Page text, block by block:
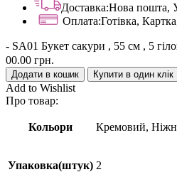
Доставка:Нова пошта,
Оплата:Готівка,
- SA01 Букет сакури , 55 см , 5
00.00 грн.
Додати в кошик Купити в один клік
Add to Wishlist
Про товар:
Кольори Кремовий,
Упаковка(штук) 2